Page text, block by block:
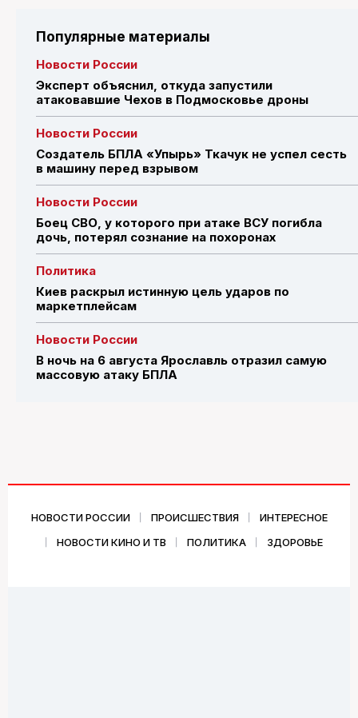
Популярные материалы
Новости России
Эксперт объяснил, откуда запустили
атаковавшие Чехов в Подмосковье дроны
Новости России
Создатель БПЛА «Упырь» Ткачук не успел сесть
в машину перед взрывом
Новости России
Боец СВО, у которого при атаке ВСУ погибла
дочь, потерял сознание на похоронах
Политика
Киев раскрыл истинную цель ударов по
маркетплейсам
Новости России
В ночь на 6 августа Ярославль отразил самую
массовую атаку БПЛА
НОВОСТИ РОССИИ ПРОИСШЕСТВИЯ
ИНТЕРЕСНОЕ
НОВОСТИ КИНО И ТВ
ПОЛИТИКА ЗДОРОВЬЕ